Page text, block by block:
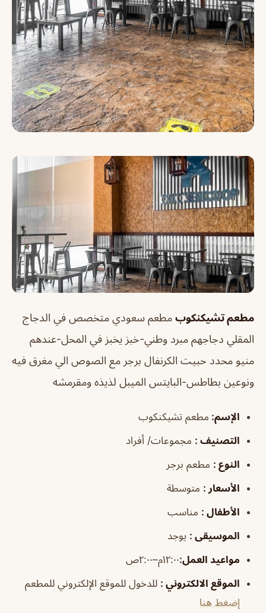
مطعم تشيكنكوب مطعم سعودي متخصص في الدجاج
المقلي دجاجهم مبرد وطني-خبز يخبز في المحل-عندهم
منيو محدد حبيت الكرنفال برجر مع الصوص الي مغرق فيه
ونوعين بطاطس-البايتس الميبل لذيذه ومقرمشه
الإسم: مطعم تشيكنكوب
التصنيف : مجموعات/ أفراد
النوع : مطعم برجر
الأسعار : متوسطة
الأطفال : مناسب
الموسيقى : يوجد
مواعيد العمل:١٢:٠٠م–٢:٠٠ص
الموقع الالكتروني : للدخول للموقع الإلكتروني للمطعم
إضغط هنا